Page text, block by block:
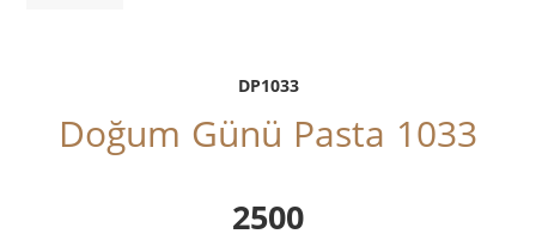
DP1033
Doğum Günü Pasta 1033
2500